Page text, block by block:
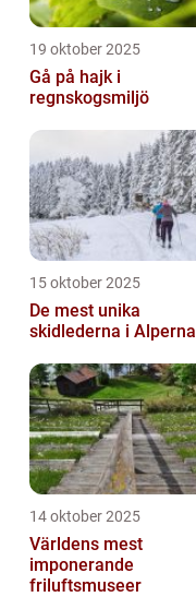
19 oktober 2025
Gå på hajk i
regnskogsmiljö
15 oktober 2025
De mest unika
skidlederna i Alperna
14 oktober 2025
Världens mest
imponerande
friluftsmuseer